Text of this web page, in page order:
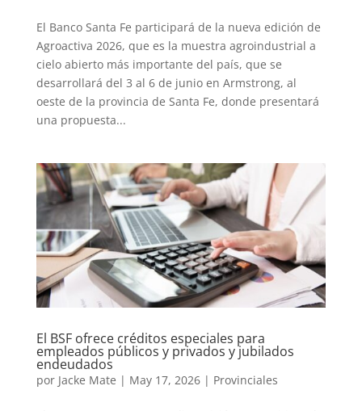
El Banco Santa Fe participará de la nueva edición de
Agroactiva 2026, que es la muestra agroindustrial a
cielo abierto más importante del país, que se
desarrollará del 3 al 6 de junio en Armstrong, al
oeste de la provincia de Santa Fe, donde presentará
una propuesta...
El BSF ofrece créditos especiales para
empleados públicos y privados y jubilados
endeudados
por Jacke Mate | May 17, 2026| Provinciales